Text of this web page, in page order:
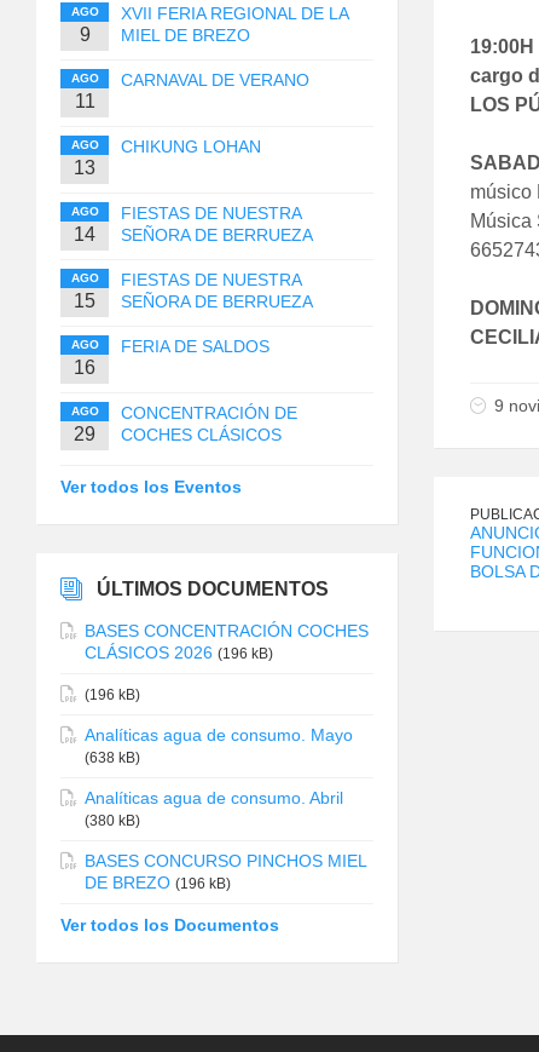
cargo
LOS
músico
Música
9
BOLSA
AGO
9
XVII FERIA REGIONAL DE LA
MIEL DE BREZO
AGO
11
CARNAVAL DE VERANO
AGO
13
CHIKUNG LOHAN
AGO
14
FIESTAS DE NUESTRA
SEÑORA DE BERRUEZA
AGO
15
FIESTAS DE NUESTRA
SEÑORA DE BERRUEZA
AGO
16
FERIA DE SALDOS
AGO
29
CONCENTRACIÓN DE
COCHES CLÁSICOS
Ver todos los Eventos
ÚLTIMOS DOCUMENTOS
BASES CONCENTRACIÓN COCHES
CLÁSICOS 2026 (196 kB)
(196 kB)
Analíticas agua de consumo. Mayo
(638 kB)
Analíticas agua de consumo. Abril
(380 kB)
BASES CONCURSO PINCHOS MIEL
DE BREZO (196 kB)
Ver todos los Documentos